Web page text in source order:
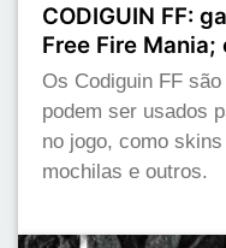
CODIGUIN FF:
Free Fire Mania;
Os Codiguin FF
podem ser usados
no jogo, como
mochilas e outros.